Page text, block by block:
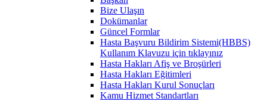
Bize Ulaşın
Dokümanlar
Güncel Formlar
Hasta Başvuru Bildirim Sistemi(HBBS)
Kullanım Klavuzu için tıklayınız
Hasta Hakları Afiş ve Broşürleri
Hasta Hakları Eğitimleri
Hasta Hakları Kurul Sonuçları
Kamu Hizmet Standartları